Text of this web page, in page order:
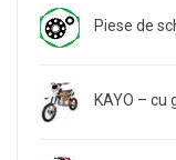
Piese de
KAYO – cu